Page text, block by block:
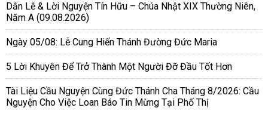
Dẫn Lễ & Lời Nguyện Tín Hữu – Chúa Nhật XIX Thường Niên,
Năm A (09.08.2026)
Ngày 05/08: Lễ Cung Hiến Thánh Đường Đức Maria
5 Lời Khuyên Để Trở Thành Một Người Đỡ Đầu Tốt Hơn
Tài Liệu Cầu Nguyện Cùng Đức Thánh Cha Tháng 8/2026: Cầu
Nguyện Cho Việc Loan Báo Tin Mừng Tại Phố Thị